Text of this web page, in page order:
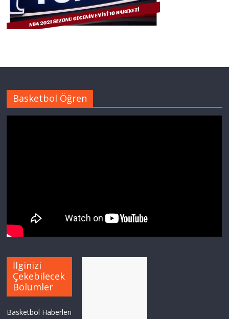
Basketbol Öğren
İlginizi
Çekebilecek
Bölümler
Basketbol Haberleri